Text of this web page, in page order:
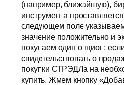
(например, ближайшую),
инструмента
следующем поле
значение положительно и
покупаем один опцион;
свидетельствовать о
покупки СТРЭДЛа на
купить. Жмем кнопку